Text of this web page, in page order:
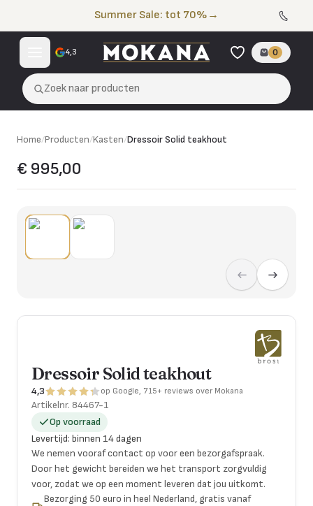
Summer Sale: tot 70% →
4,3 0
Zoek naar producten
Home/Producten/Kasten/Dressoir Solid teakhout
€ 995,00
Dressoir Solid teakhout
4,3 op Google, 715+ reviews over Mokana
Artikelnr. 84467-1
Op voorraad
Levertijd: binnen 14 dagen
We nemen vooraf contact op voor een bezorgafspraak.
Door het gewicht bereiden we het transport zorgvuldig
voor, zodat we op een moment leveren dat jou uitkomt.
Bezorging 50 euro in heel Nederland, gratis vanaf